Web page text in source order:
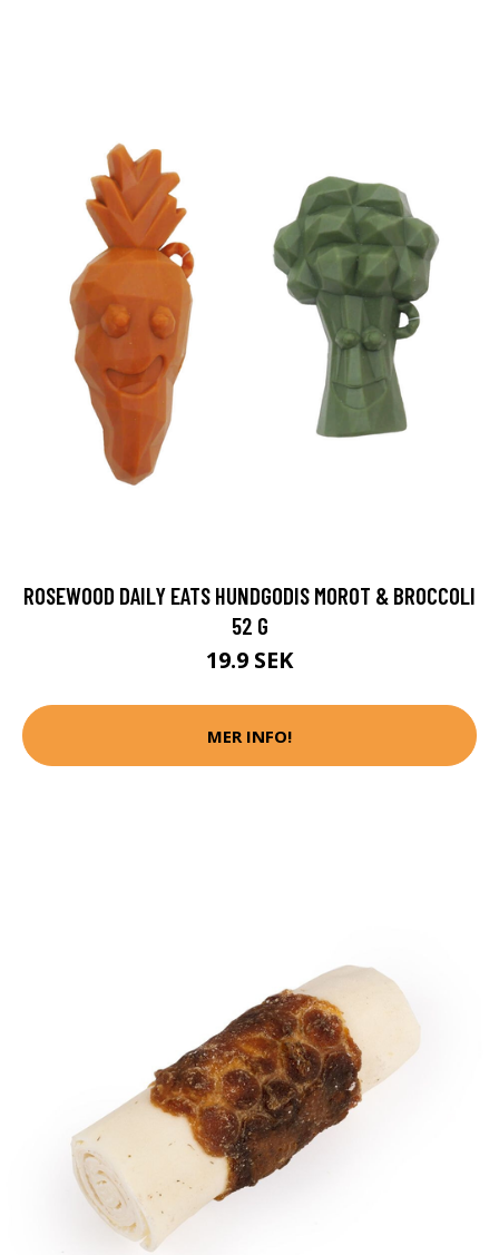
ROSEWOOD DAILY EATS HUNDGODIS MOROT & BROCCOLI
52 G
19.9 SEK
MER INFO!